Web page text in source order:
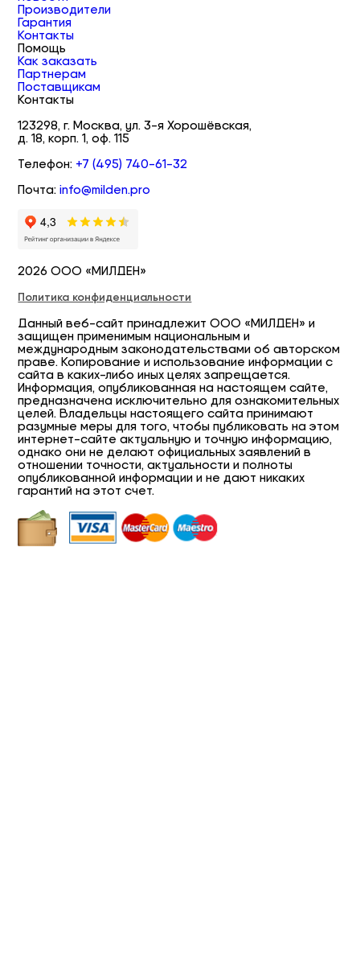
Производители
Гарантия
Контакты
Помощь
Как заказать
Партнерам
Поставщикам
Контакты
123298, г. Москва, ул. 3-я Хорошёвская,
д. 18, корп. 1, оф. 115
Телефон: +7 (495) 740-61-32
Почта:info@milden.pro
2026 ООО «МИЛДЕН»
Политика конфиденциальности
Данный веб-сайт принадлежит ООО «МИЛДЕН» и
защищен применимым национальным и
международным законодательствами об авторском
праве. Копирование и использование информации с
сайта в каких-либо иных целях запрещается.
Информация, опубликованная на настоящем сайте,
предназначена исключительно для ознакомительных
целей. Владельцы настоящего сайта принимают
разумные меры для того, чтобы публиковать на этом
интернет-сайте актуальную и точную информацию,
однако они не делают официальных заявлений в
отношении точности, актуальности и полноты
опубликованной информации и не дают никаких
гарантий на этот счет.